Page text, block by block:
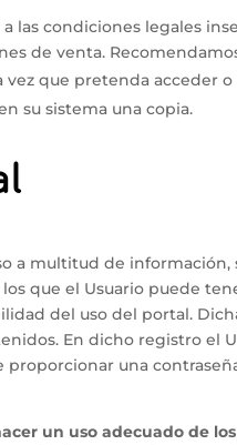
las condiciones legales
de venta.
vez que pretenda acceder
su sistema una copia.
a multitud de
que el Usuario puede
del uso del portal.
En dicho registro el
proporcionar una
un uso adecuado de